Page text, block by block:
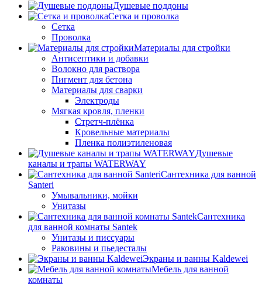
Душевые поддоны
Сетка и проволка
Сетка
Проволка
Материалы для стройки
Антисептики и добавки
Волокно для раствора
Пигмент для бетона
Материалы для сварки
Электроды
Мягкая кровля, пленки
Стретч-плёнка
Кровельные материалы
Пленка полиэтиленовая
Душевые
каналы и трапы WATERWAY
Сантехника для ванной
Santeri
Умывальники, мойки
Унитазы
Сантехника
для ванной комнаты Santek
Унитазы и писсуары
Раковины и пьедесталы
Экраны и ванны Kaldewei
Мебель для ванной
комнаты